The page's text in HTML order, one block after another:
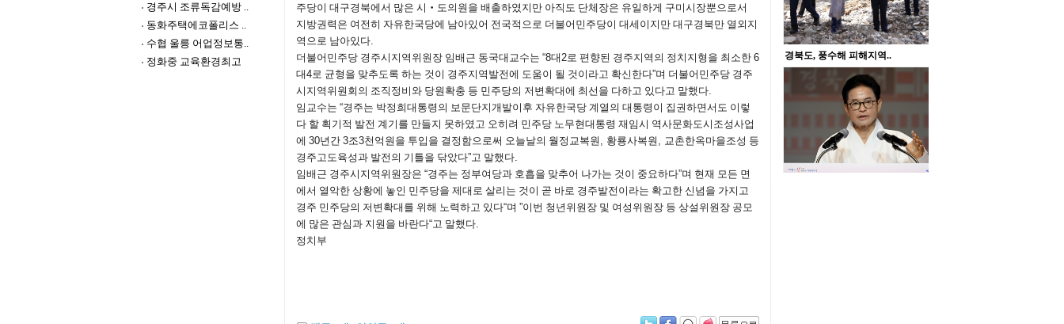
경주시 조류독감예방 ..
동화주택에코폴리스 ..
수협 울릉 어업정보통..
정화중 교육환경최고
주당이 대구경북에서 많은 시 ‧ 도의원을 배출하였지만 아직도 단체장은 유일하게 구미시장뿐으로서
지방권력은 여전히 자유한국당에 남아있어 전국적으로 더불어민주당이 대세이지만 대구경북만 열외지
역으로 남아있다.
더불어민주당 경주시지역위원장 임배근 동국대교수는 “8대2로 편향된 경주지역의 정치지형을 최소한 6
대4로 균형을 맞추도록 하는 것이 경주지역발전에 도움이 될 것이라고 확신한다”며 더불어민주당 경주
시지역위원회의 조직정비와 당원확충 등 민주당의 저변확대에 최선을 다하고 있다고 말했다.
임교수는 “경주는 박정희대통령의 보문단지개발이후 자유한국당 계열의 대통령이 집권하면서도 이렇
다 할 획기적 발전 계기를 만들지 못하였고 오히려 민주당 노무현대통령 재임시 역사문화도시조성사업
에 30년간 3조3천억원을 투입을 결정함으로써 오늘날의 월정교복원 , 황룡사복원 , 교촌한옥마을조성 등
경주고도육성과 발전의 기틀을 닦았다”고 말했다.
임배근 경주시지역위원장은 “경주는 정부여당과 호흡을 맞추어 나가는 것이 중요하다”며 현재 모든 면
에서 열악한 상황에 놓인 민주당을 제대로 살리는 것이 곧 바로 경주발전이라는 확고한 신념을 가지고
경주 민주당의 저변확대를 위해 노력하고 있다“며 ”이번 청년위원장 및 여성위원장 등 상설위원장 공모
에 많은 관심과 지원을 바란다“고 말했다.
정치부